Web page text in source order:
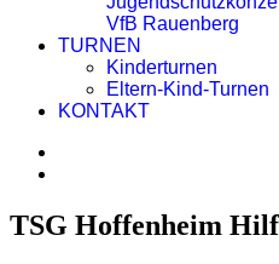
VfB Rauenberg
TURNEN
Kinderturnen
Eltern-Kind-Turnen
KONTAKT
TSG Hoffenheim